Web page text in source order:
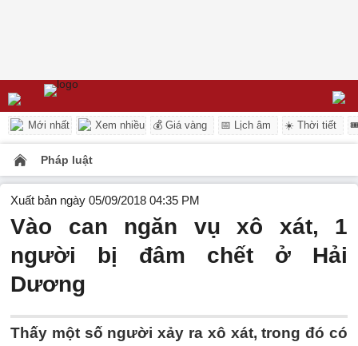
Mới nhất Xem nhiều 💰 Giá vàng 📅 Lịch âm ☀️ Thời tiết
Pháp luật
Xuất bản ngày 05/09/2018 04:35 PM
Vào can ngăn vụ xô xát, 1
người bị đâm chết ở Hải
Dương
Thấy một số người xảy ra xô xát, trong đó có